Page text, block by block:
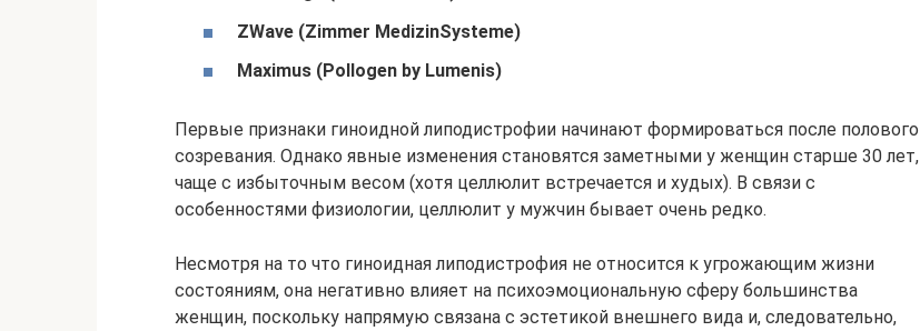
ZWave (Zimmer MedizinSysteme)
Maximus (Pollogen by Lumenis)
Первые признаки гиноидной липодистрофии начинают формироваться после полового
созревания. Однако явные изменения становятся заметными у женщин старше 30 лет,
чаще с избыточным весом (хотя целлюлит встречается и худых). В связи с
особенностями физиологии, целлюлит у мужчин бывает очень редко.
Несмотря на то что гиноидная липодистрофия не относится к угрожающим жизни
состояниям, она негативно влияет на психоэмоциональную сферу большинства
женщин, поскольку напрямую связана с эстетикой внешнего вида и, следовательно,